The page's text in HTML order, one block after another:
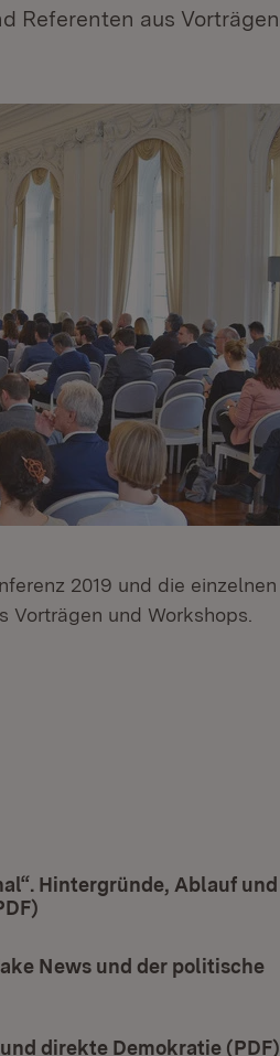
Referenten aus Vorträgen
2019 und die einzelnen
Vorträgen und Workshops.
Hintergründe, Ablauf und
News und der politische
direkte Demokratie (PDF)